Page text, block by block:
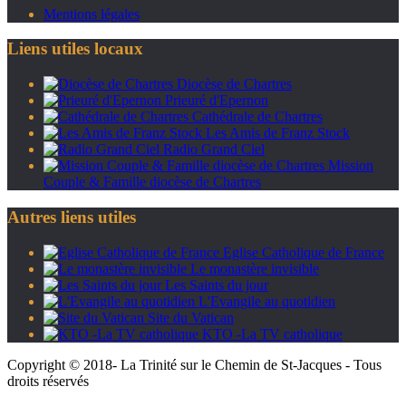
Mentions légales
Liens utiles locaux
Diocèse de Chartres
Prieuré d'Epernon
Cathédrale de Chartres
Les Amis de Franz Stock
Radio Grand Ciel
Mission
Couple & Famille diocèse de Chartres
Autres liens utiles
Eglise Catholique de France
Le monastère invisible
Les Saints du jour
L'Evangile au quotidien
Site du Vatican
KTO -La TV catholique
Copyright © 2018- La Trinité sur le Chemin de St-Jacques - Tous
droits réservés